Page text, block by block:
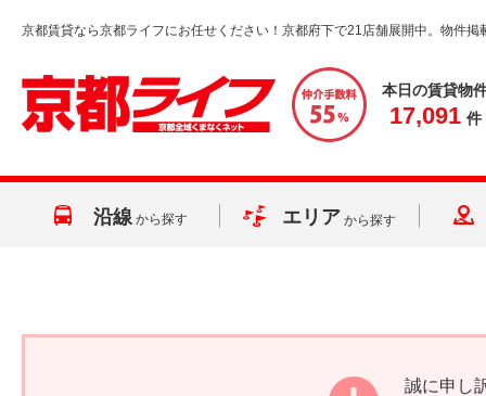
京都賃貸なら京都ライフにお任せください！京都府下で21店舗展開中。物件掲
本日の賃貸物
17,091 件
沿線 から探す エリア から探す
誠に申し